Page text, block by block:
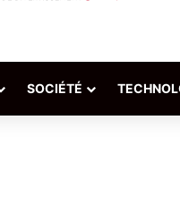
SOCIÉTÉ